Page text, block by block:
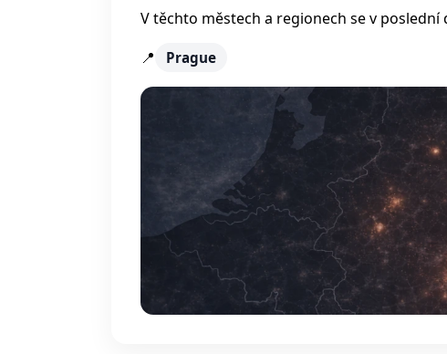
V těchto městech a regionech se v poslední
📍
Prague